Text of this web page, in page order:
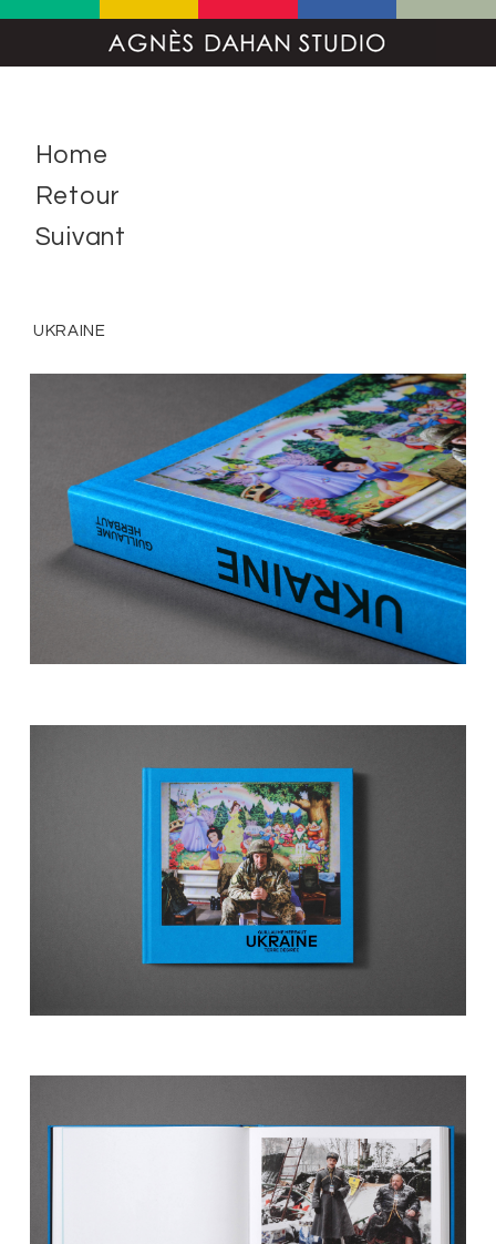
Home
Retour
Suivant
UKRAINE